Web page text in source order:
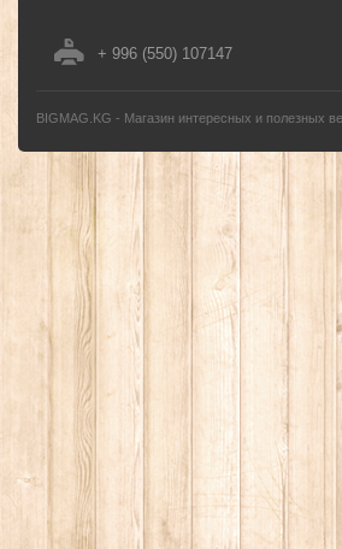
+ 996 (550) 107147
BIGMAG.KG - Магазин интересных и полезных
без письменного разрешения автора -